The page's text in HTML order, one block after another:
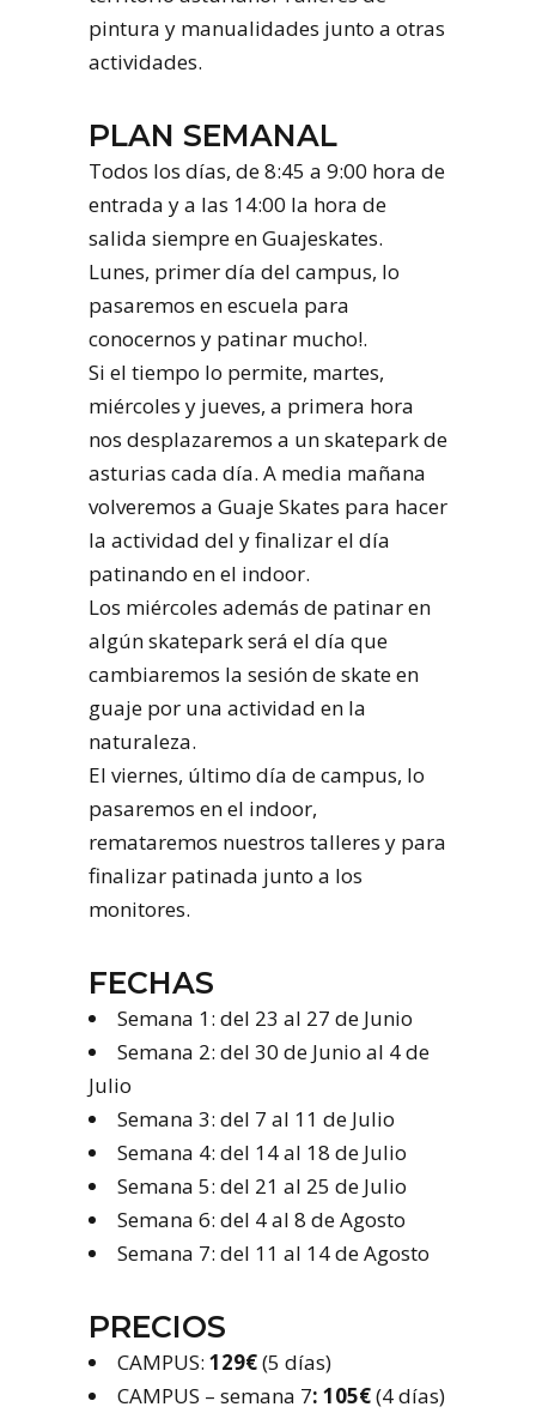
pintura y manualidades junto a otras
actividades.
PLAN SEMANAL
Todos los días, de 8:45 a 9:00 hora de
entrada y a las 14:00 la hora de
salida siempre en Guajeskates.
Lunes, primer día del campus, lo
pasaremos en escuela para
conocernos y patinar mucho!.
Si el tiempo lo permite, martes,
miércoles y jueves, a primera hora
nos desplazaremos a un skatepark de
asturias cada día. A media mañana
volveremos a Guaje Skates para hacer
la actividad del y finalizar el día
patinando en el indoor.
Los miércoles además de patinar en
algún skatepark será el día que
cambiaremos la sesión de skate en
guaje por una actividad en la
naturaleza.
El viernes, último día de campus, lo
pasaremos en el indoor,
remataremos nuestros talleres y para
finalizar patinada junto a los
monitores.
FECHAS
Semana 1: del 23 al 27 de Junio
Semana 2: del 30 de Junio al 4 de
Julio
Semana 3: del 7 al 11 de Julio
Semana 4: del 14 al 18 de Julio
Semana 5: del 21 al 25 de Julio
Semana 6: del 4 al 8 de Agosto
Semana 7: del 11 al 14 de Agosto
PRECIOS
CAMPUS: 129€(5 días)
CAMPUS – semana 7: 105€(4 días)